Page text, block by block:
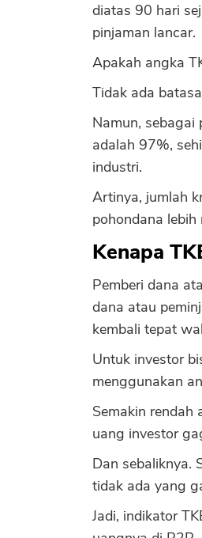
diatas 90 hari
pinjaman lancar.
Apakah angka
Tidak ada
Namun,
adalah 97%,
industri.
Artinya, jumlah
pohondana
Kenapa
Pemberi dana
dana atau
kembali tepat
Untuk investor
menggunakan
Semakin
uang investor
Dan sebaliknya.
tidak ada yang
Jadi, indikator